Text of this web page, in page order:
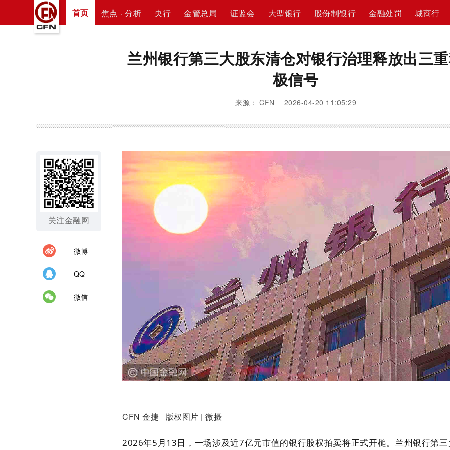
首页 焦点 · 分析 央行 金管总局 证监会 大型银行 股份制银行 金融处罚 城商行
兰州银行第三大股东清仓对银行治理释放出三
极信号
来源： CFN 2026-04-20 11:05:29
关注金融网
微博
QQ
微信
CFN 金捷 版权图片 | 微摄
2026年5月13日，一场涉及近7亿元市值的银行股权拍卖将正式开槌。兰州银行第